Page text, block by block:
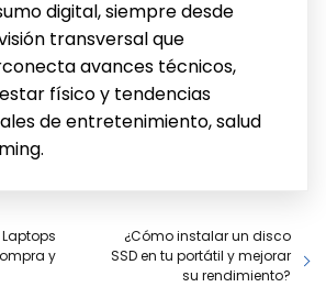
digital, siempre desde
transversal que
avances técnicos,
físico y tendencias
de entretenimiento, salud
y
¿Cómo instalar un disco
SSD en tu portátil y mejorar
su rendimiento?